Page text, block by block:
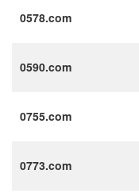
0578.com
0590.com
0755.com
0773.com